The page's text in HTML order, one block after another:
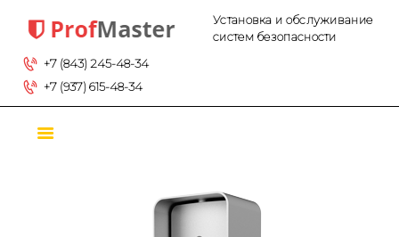
Установка и обслуживание
систем безопасности
+7 (843) 245-48-34
+7 (937) 615-48-34
ГЛАВНАЯ
О КОМПАНИИ